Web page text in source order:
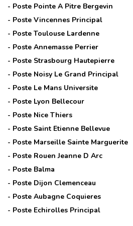
- Poste Pointe A Pitre Bergevin
- Poste Vincennes Principal
- Poste Toulouse Lardenne
- Poste Annemasse Perrier
- Poste Strasbourg Hautepierre
- Poste Noisy Le Grand Principal
- Poste Le Mans Universite
- Poste Lyon Bellecour
- Poste Nice Thiers
- Poste Saint Etienne Bellevue
- Poste Marseille Sainte Marguerite
- Poste Rouen Jeanne D Arc
- Poste Balma
- Poste Dijon Clemenceau
- Poste Aubagne Coquieres
- Poste Echirolles Principal